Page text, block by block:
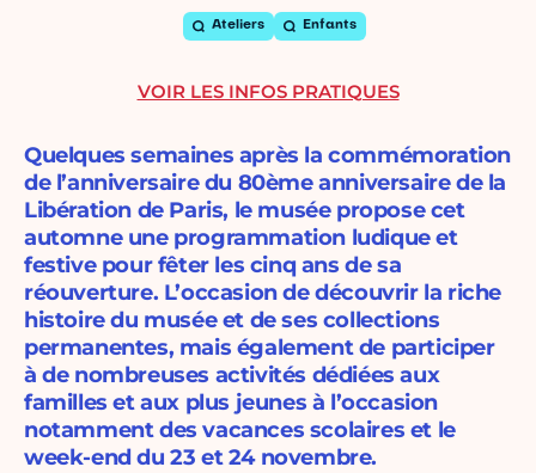
Ateliers Enfants
Quelques semaines après la commémoration
de l’anniversaire du 80ème anniversaire de la
Libération de Paris, le musée propose cet
automne une programmation ludique et
festive pour fêter les cinq ans de sa
réouverture. L’occasion de découvrir la riche
histoire du musée et de ses collections
permanentes, mais également de participer
à de nombreuses activités dédiées aux
familles et aux plus jeunes à l’occasion
notamment des vacances scolaires et le
week-end du 23 et 24 novembre.
VOIR LES INFOS PRATIQUES